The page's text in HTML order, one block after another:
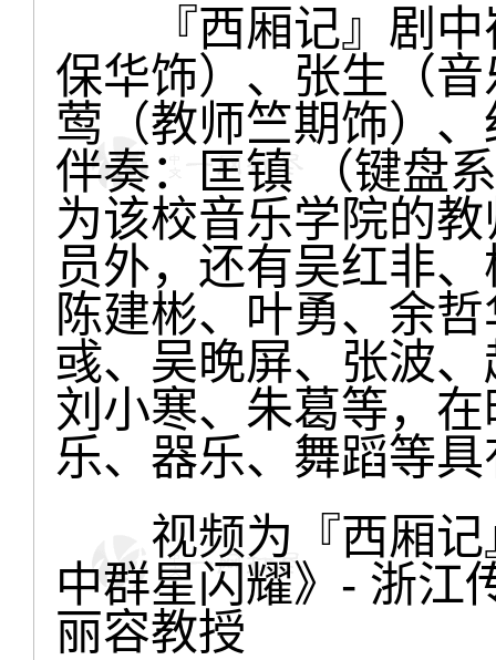
『西厢记』剧中
保华饰）、张生（
莺（教师竺期饰）
伴奏：匡镇 （键盘
为该校音乐学院的
员外，还有吴红非
陈建彬、叶勇、余
彧、吴晚屏、张波
刘小寒、朱葛等，
乐、器乐、舞蹈等
视频为『西厢记
中群星闪耀》- 浙江
丽容教授